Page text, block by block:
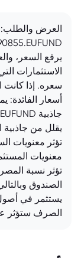
العرض
يرفع السعر،
الاستثمارات
سعره. إذا كانت
أسعار الفائدة:
يقلل من
تؤثر معنويات
معنويات
تؤثر نسبة
الصندوق
يستثمر في
الصرف ستؤثر